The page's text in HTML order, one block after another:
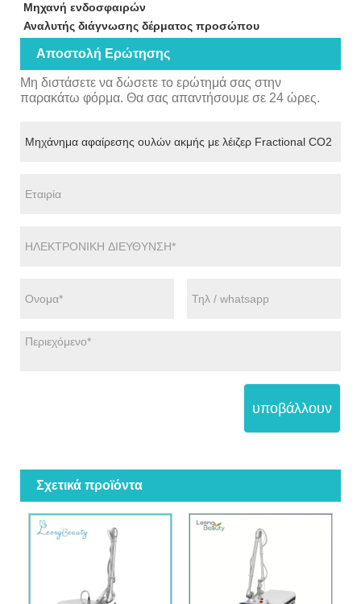
Μηχανή ενδοσφαιρών
Αναλυτής διάγνωσης δέρματος προσώπου
Αποστολή Ερώτησης
Μη διστάσετε να δώσετε το ερώτημά σας στην
παρακάτω φόρμα. Θα σας απαντήσουμε σε 24 ώρες.
υποβάλλουν
Σχετικά προϊόντα